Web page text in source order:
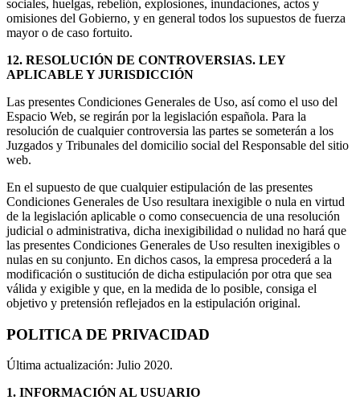
sociales, huelgas, rebelión, explosiones, inundaciones, actos y
omisiones del Gobierno, y en general todos los supuestos de fuerza
mayor o de caso fortuito.
12. RESOLUCIÓN DE CONTROVERSIAS. LEY
APLICABLE Y JURISDICCIÓN
Las presentes Condiciones Generales de Uso, así como el uso del
Espacio Web, se regirán por la legislación española. Para la
resolución de cualquier controversia las partes se someterán a los
Juzgados y Tribunales del domicilio social del Responsable del sitio
web.
En el supuesto de que cualquier estipulación de las presentes
Condiciones Generales de Uso resultara inexigible o nula en virtud
de la legislación aplicable o como consecuencia de una resolución
judicial o administrativa, dicha inexigibilidad o nulidad no hará que
las presentes Condiciones Generales de Uso resulten inexigibles o
nulas en su conjunto. En dichos casos, la empresa procederá a la
modificación o sustitución de dicha estipulación por otra que sea
válida y exigible y que, en la medida de lo posible, consiga el
objetivo y pretensión reflejados en la estipulación original.
POLITICA DE PRIVACIDAD
Última actualización: Julio 2020.
1. INFORMACIÓN AL USUARIO